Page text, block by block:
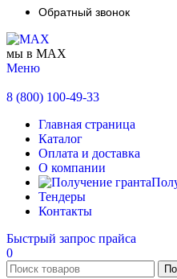
Обратный звонок
мы в MAX
Меню
8 (800) 100-49-33
Главная страница
Каталог
Оплата и доставка
О компании
Тендеры
Контакты
Быстрый запрос прайса
0